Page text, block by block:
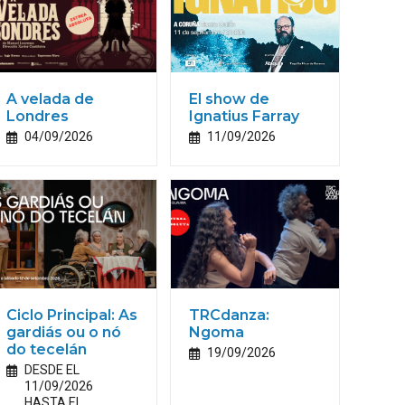
A velada de
Londres
04/09/2026
El show de
Ignatius Farray
11/09/2026
Ciclo Principal: As
gardiás ou o nó
do tecelán
DESDE EL
11/09/2026
TRCdanza:
Ngoma
19/09/2026